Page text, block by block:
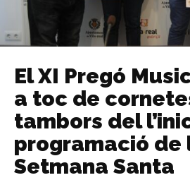
El XI Pregó
a toc de
tambors del
programació de
Setmana Santa